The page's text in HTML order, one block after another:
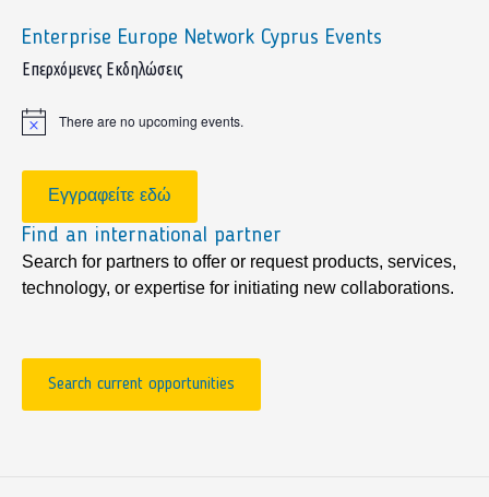
Enterprise Europe Network Cyprus Events
sidebar
Επερχόμενες Εκδηλώσεις
Notice There are no upcoming events.
Εγγραφείτε εδώ
Find an international partner
Search for partners to offer or request products, services,
technology, or expertise for initiating new collaborations.
Search current opportunities